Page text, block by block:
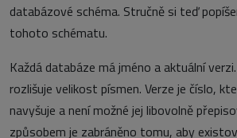
databázové schéma. Stručně si teď
tohoto schématu.
Každá databáze má jméno a aktuální
rozlišuje velikost písmen. Verze je číslo,
navyšuje a není možné jej libovolně
způsobem je zabráněno tomu, aby